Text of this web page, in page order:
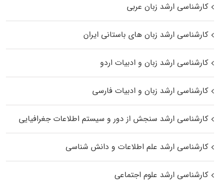
کارشناسی ارشد زبان عربی
کارشناسی ارشد زبان‌ های باستانی ایران
کارشناسی ارشد زبان و ادبیات اردو
کارشناسی ارشد زبان و ادبیات فارسی
کارشناسی ارشد سنجش از دور و سیستم اطلاعات جغرافیایی
کارشناسی ارشد علم اطلاعات و دانش شناسی
کارشناسی ارشد علوم اجتماعی